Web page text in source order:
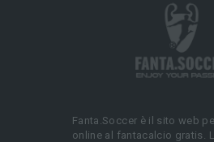
Fanta.Soccer è il sito web
online al fantacalcio gratis.